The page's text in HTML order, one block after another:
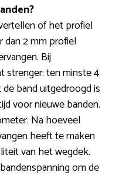
of het profiel
dan 2 mm profiel
Bij
strenger: ten minste 4
band uitgedroogd is
voor nieuwe banden.
Na hoeveel
heeft te maken
van het wegdek.
om de